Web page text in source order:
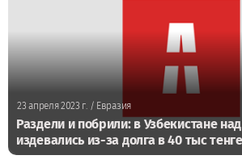
23 апреля 2023 г./ Евразия
Раздели и побрили: в Узбекистане
издевались из-за долга в 40 тыс тенге